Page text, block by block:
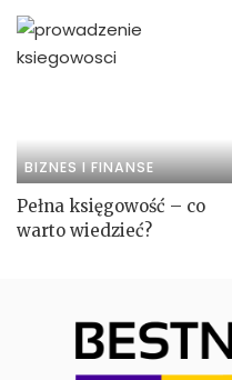
BIZNES I FINANSE
Pełna księgowość – co
warto wiedzieć?